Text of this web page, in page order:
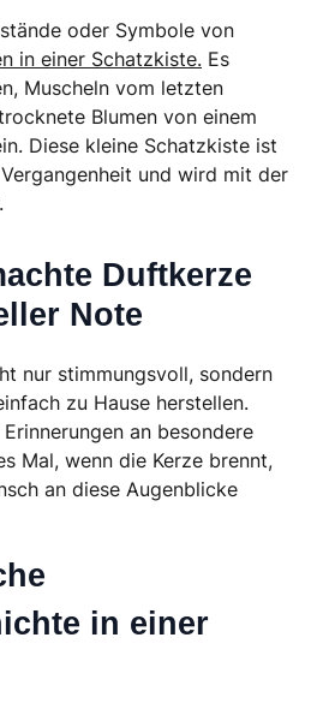
oder Symbole von
in einer Schatzkiste. Es
Muscheln vom letzten
Blumen von einem
Diese kleine Schatzkiste ist
und wird mit der
Duftkerze
Note
nur stimmungsvoll, sondern
zu Hause herstellen.
an besondere
Mal, wenn die Kerze brennt,
an diese Augenblicke
in einer